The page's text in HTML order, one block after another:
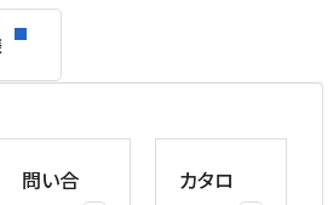
問い合
カタロ